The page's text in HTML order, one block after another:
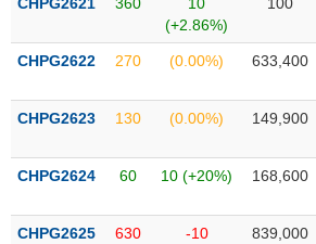
sơ
nghiệp
tức
sự
(+2.86%)
CHPG2622 270 (0.00%) 633,400
CHPG2623 130 (0.00%) 149,900
CHPG2624 60 10 (+20%) 168,600
CHPG2625 630 -10 839,000
NGUYÊN
VẬT
NGHIỆP